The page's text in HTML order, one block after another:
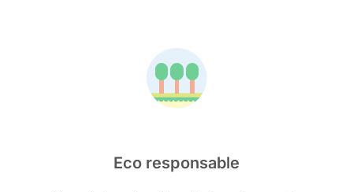
Eco responsable